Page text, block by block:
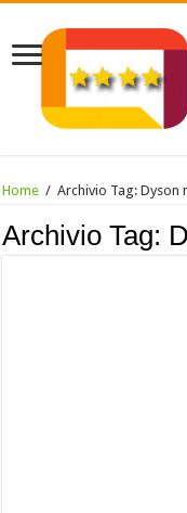
Home / Archivio Tag:Dyson
Archivio Tag: